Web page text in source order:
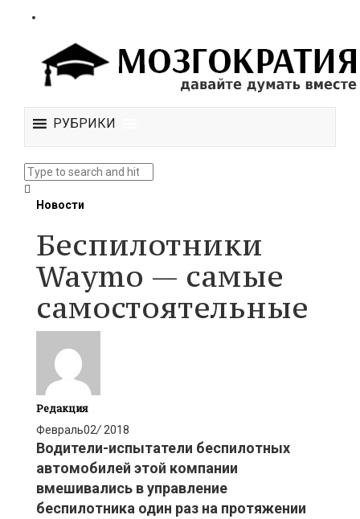
РУБРИКИ
Новости
Беспилотники
Waymo — самые
самостоятельные
Редакция
Февраль02/ 2018
Водители-испытатели беспилотных
автомобилей этой компании
вмешивались в управление
беспилотника один раз на протяжении